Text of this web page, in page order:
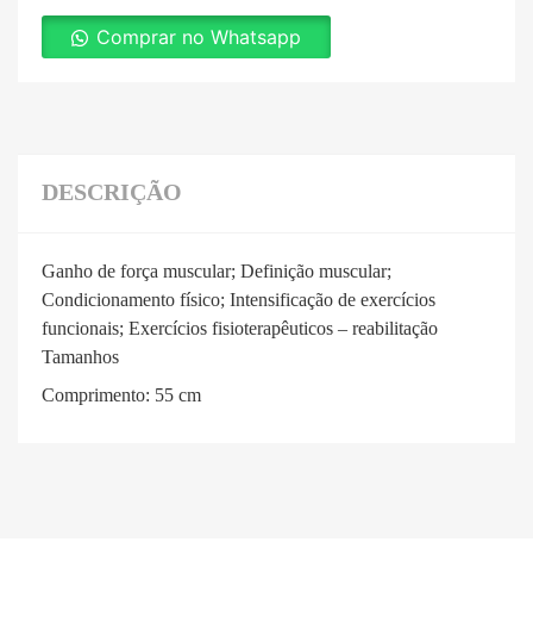
Comprar no Whatsapp
DESCRIÇÃO
Ganho de força muscular; Definição muscular;
Condicionamento físico; Intensificação de exercícios
funcionais; Exercícios fisioterapêuticos – reabilitação
Tamanhos
Comprimento: 55 cm